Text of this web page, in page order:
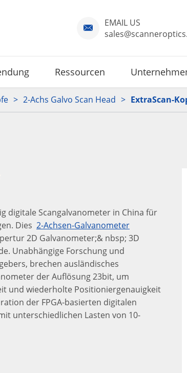

EMAIL US
Ressourcen
2-Achs Galvo Scan Head ExtraScan-
digitale Scangalvanometer in China für
Dies 2-Achsen-Galvanometer
2D Galvanometer;& nbsp; 3D
Unabhängige Forschung und
brechen ausländisches
der Auflösung 23bit, um
und wiederholte Positioniergenauigkeit
der FPGA-basierten digitalen
unterschiedlichen Lasten von 10-